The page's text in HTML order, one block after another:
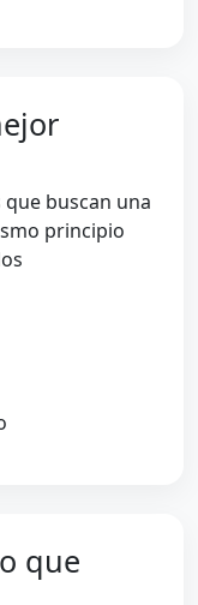
buscan una
principio
que